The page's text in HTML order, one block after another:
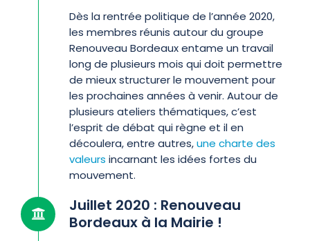
Dès la rentrée politique de l’année 2020,
les membres réunis autour du groupe
Renouveau Bordeaux entame un travail
long de plusieurs mois qui doit permettre
de mieux structurer le mouvement pour
les prochaines années à venir. Autour de
plusieurs ateliers thématiques, c’est
l’esprit de débat qui règne et il en
découlera, entre autres,une charte des
valeurs incarnant les idées fortes du
mouvement.
Juillet 2020 : Renouveau
Bordeaux à la Mairie !